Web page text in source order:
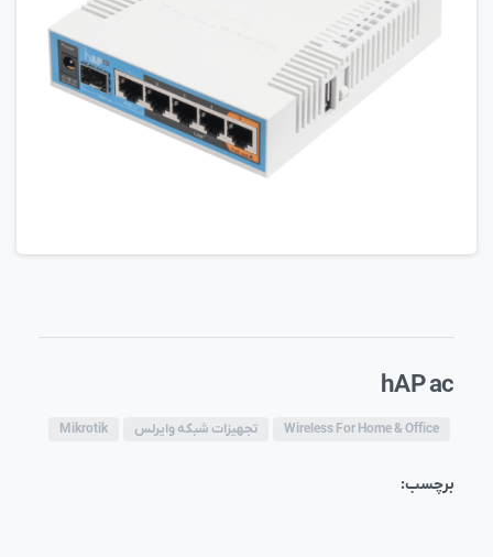
hAP ac
Wireless For Home & Office تجهیزات شبکه وایرلس Mikrotik
برچسب: